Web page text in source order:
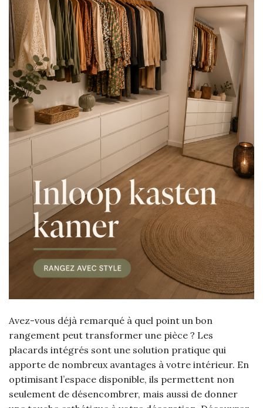
Avez-vous déjà remarqué à quel point un bon
rangement peut transformer une pièce ? Les
placards intégrés sont une solution pratique qui
apporte de nombreux avantages à votre intérieur. En
optimisant l’espace disponible, ils permettent non
seulement de désencombrer, mais aussi de donner